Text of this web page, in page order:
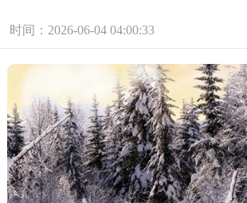
时间：2026-06-04 04:00:33